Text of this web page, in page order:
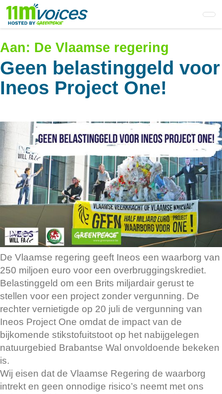
Skip
main
content
Aan: De Vlaamse regering
Geen belastinggeld voor
Ineos Project One!
De Vlaamse regering geeft Ineos een waarborg van
250 miljoen euro voor een overbruggingskrediet.
Belastinggeld om een Brits miljardair gerust te
stellen voor een project zonder vergunning. De
rechter vernietigde op 20 juli de vergunning van
Ineos Project One omdat de impact van de
bijkomende stikstofuitstoot op het nabijgelegen
natuurgebied Brabantse Wal onvoldoende bekeken
is.
Wij eisen dat de Vlaamse Regering de waarborg
intrekt en geen onnodige risico’s neemt met ons